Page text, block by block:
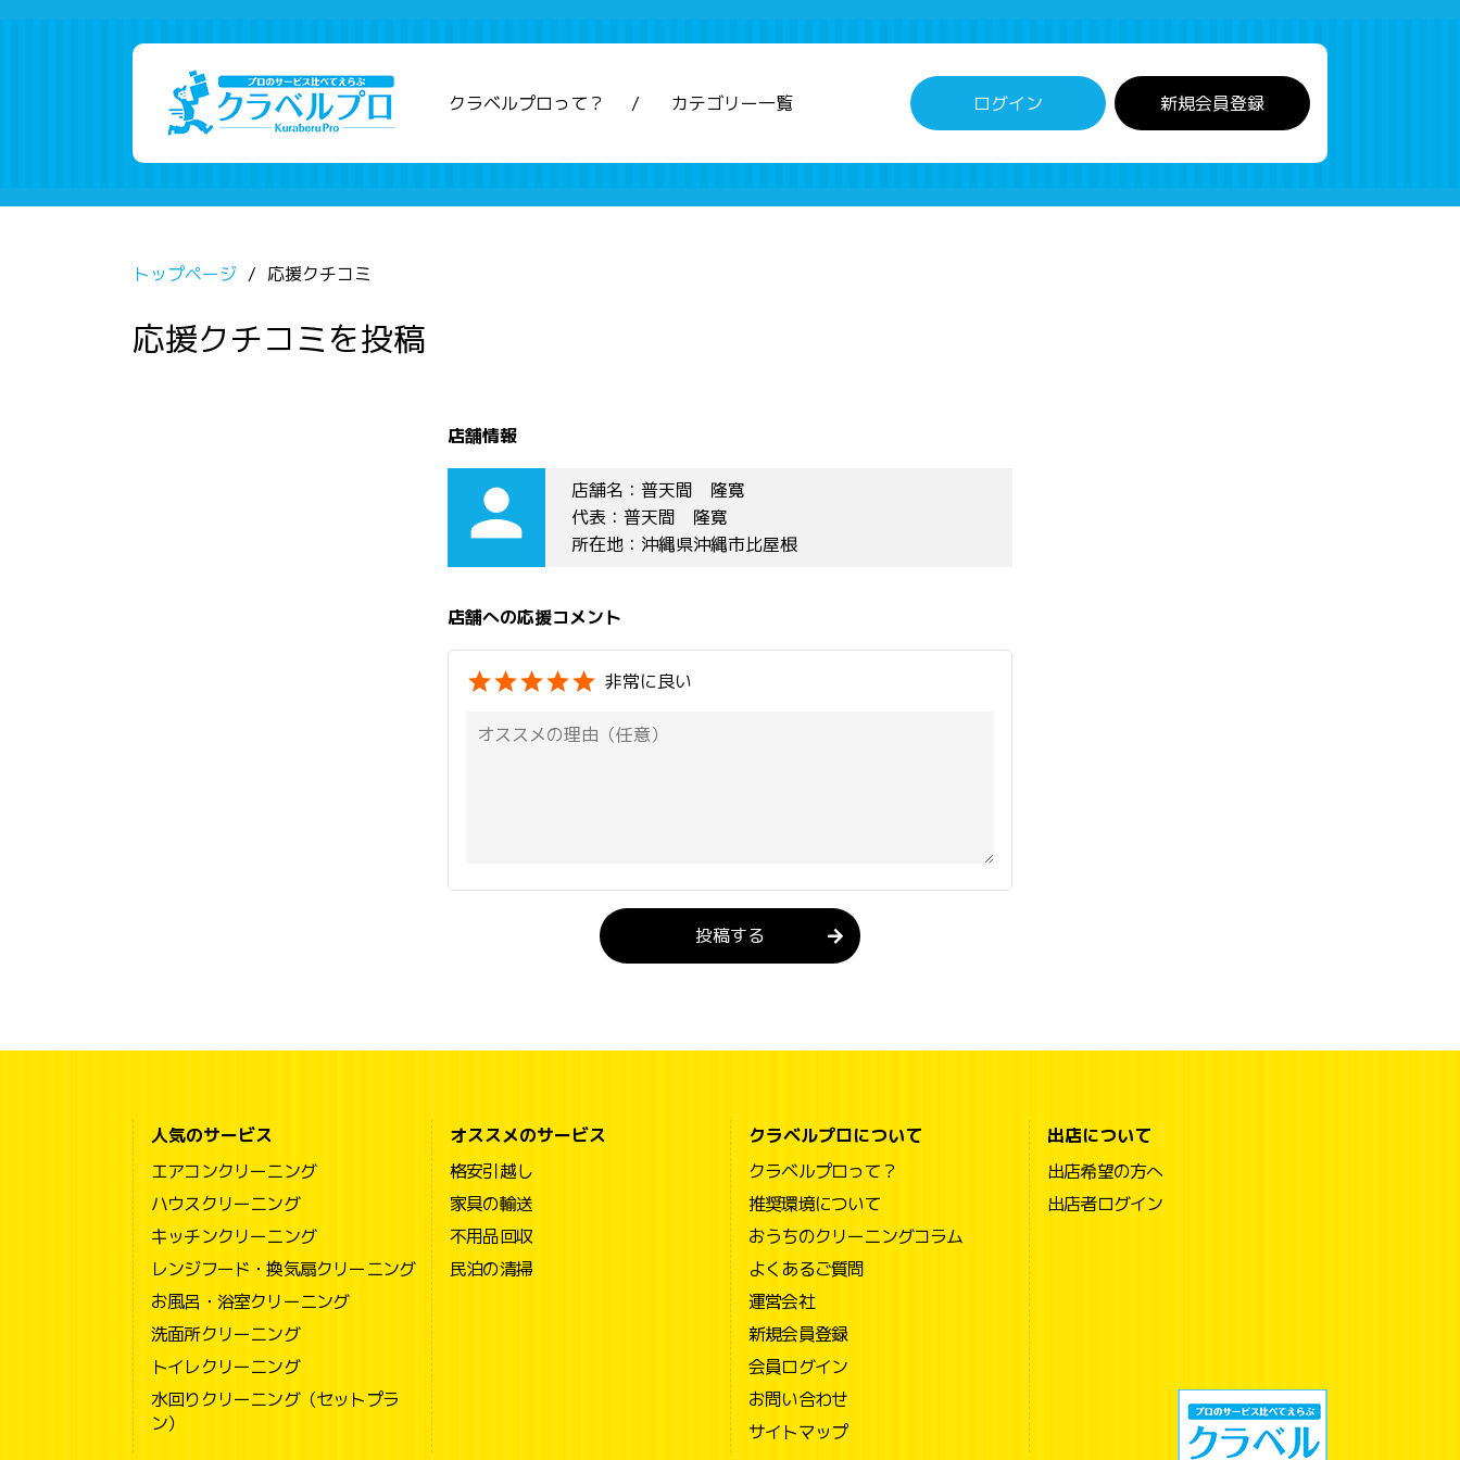
クラベルプロって？ カテゴリー一覧 ログイン 新規会員登録
トップページ 応援クチコミ
応援クチコミを投稿
店舗情報
person
店舗名：普天間 隆寛
代表：普天間 隆寛
所在地：沖縄県沖縄市比屋根
店舗への応援コメント
非常に良い
投稿する
人気のサービス
エアコンクリーニング
ハウスクリーニング
キッチンクリーニング
レンジフード・換気扇クリーニング
お風呂・浴室クリーニング
洗面所クリーニング
トイレクリーニング
水回りクリーニング（セットプラ
ン）
オススメのサービス
格安引越し
家具の輸送
不用品回収
民泊の清掃
クラベルプロについて
クラベルプロって？
推奨環境について
おうちのクリーニングコラム
よくあるご質問
運営会社
新規会員登録
会員ログイン
お問い合わせ
サイトマップ
出店について
出店希望の方へ
出店者ログイン